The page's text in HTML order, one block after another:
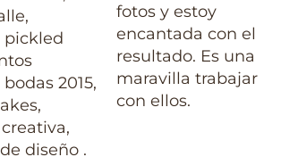
fotos y estoy
encantada con el
resultado. Es una
maravilla trabajar
con ellos.